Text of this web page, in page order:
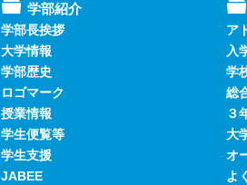
学部紹介
学部長挨拶
大学情報
学部歴史
ロゴマーク
授業情報
学生便覧等
学生支援
JABEE
ア
入
学
総
３
大
オ
よ